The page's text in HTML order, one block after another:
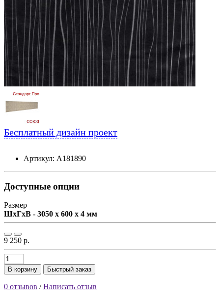
Бесплатный дизайн проект
Артикул: А181890
Доступные опции
Размер
ШxГxВ - 3050 x 600 x 4 мм
9 250 р.
В корзину Быстрый заказ
0 отзывов /Написать отзыв